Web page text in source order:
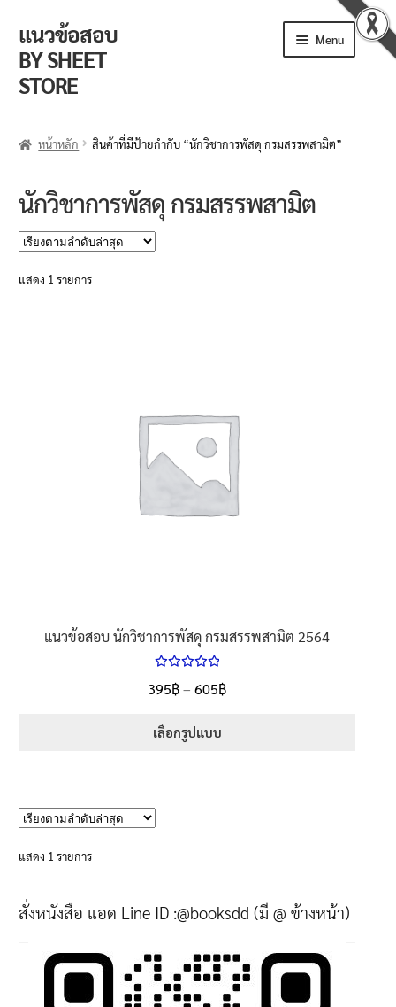
Skip
to
navigation
Skip
to
content
แนวข้อสอบ
BY SHEET
STORE
Menu
วิธีการสั่งซื้อ
แจ้งชำระเงิน
นโยบายคืนสินค้าและการจัดส่ง​
หน้าหลัก สินค้าที่มีป้ายกำกับ “นักวิชาการพัสดุ กรมสรรพสามิต”
นักวิชาการพัสดุ กรมสรรพสามิต
แสดง 1 รายการ
แนวข้อสอบ นักวิชาการพัสดุ กรมสรรพสามิต 2564
5.00
ตั้งแต่
395฿– 605฿Price
เลือกรูปแบบ
may
chosen
on
the
แสดง 1 รายการ
สั่งหนังสือ แอด Line ID :@booksdd (มี @ ข้างหน้า)